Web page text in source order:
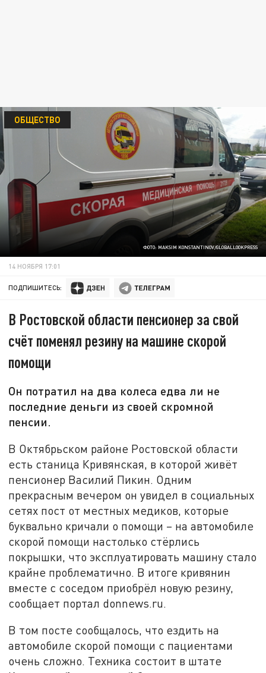
ФОТО: MAKSIM KONSTANTINOV/GLOBALLOOKPRESS
ОБЩЕСТВО
14 НОЯБРЯ 17:01
ПОДПИШИТЕСЬ:
В Ростовской области пенсионер за свой
счёт поменял резину на машине скорой
помощи
Он потратил на два колеса едва ли не
последние деньги из своей скромной
пенсии.
В Октябрьском районе Ростовской области
есть станица Кривянская, в которой живёт
пенсионер Василий Пикин. Одним
прекрасным вечером он увидел в социальных
сетях пост от местных медиков, которые
буквально кричали о помощи – на автомобиле
скорой помощи настолько стёрлись
покрышки, что эксплуатировать машину стало
крайне проблематично. В итоге кривянин
вместе с соседом приобрёл новую резину,
сообщает портал donnews.ru.
В том посте сообщалось, что ездить на
автомобиле скорой помощи с пациентами
очень сложно. Техника состоит в штате